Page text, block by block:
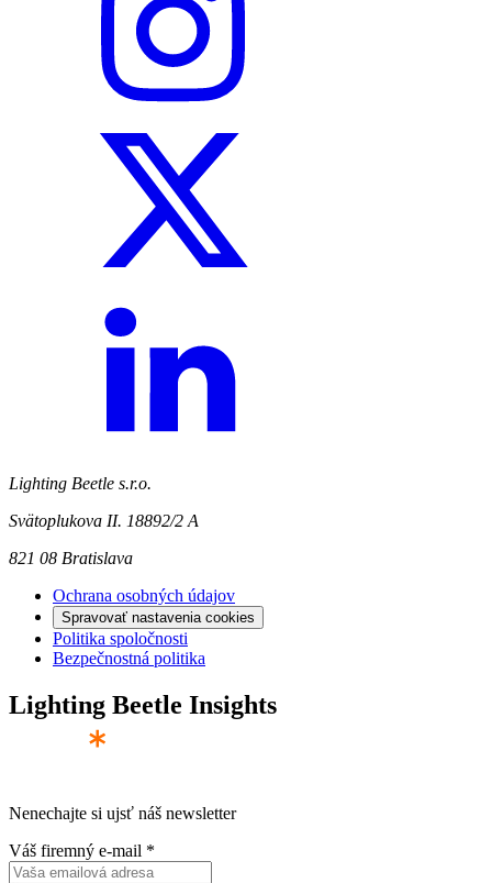
Lighting Beetle s.r.o.
Svätoplukova II. 18892/2 A
821 08 Bratislava
Ochrana osobných údajov
Spravovať nastavenia cookies
Politika spoločnosti
Bezpečnostná politika
Lighting Beetle Insights
Nenechajte si ujsť náš newsletter
Váš firemný e-mail *